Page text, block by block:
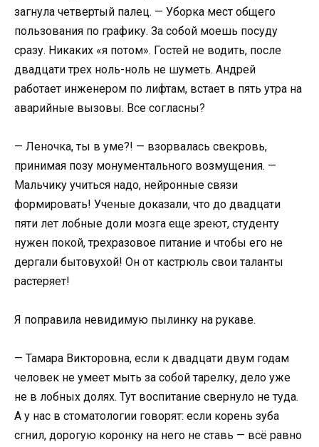
загнула четвертый палец. — Уборка мест общего
пользования по графику. За собой моешь посуду
сразу. Никаких «я потом». Гостей не водить, после
двадцати трех ноль-ноль не шуметь. Андрей
работает инженером по лифтам, встает в пять утра на
аварийные вызовы. Все согласны?
— Леночка, ты в уме?! — взорвалась свекровь,
принимая позу монументального возмущения. —
Мальчику учиться надо, нейронные связи
формировать! Ученые доказали, что до двадцати
пяти лет лобные доли мозга еще зреют, студенту
нужен покой, трехразовое питание и чтобы его не
дергали бытовухой! Он от кастрюль свои таланты
растеряет!
Я поправила невидимую пылинку на рукаве.
— Тамара Викторовна, если к двадцати двум годам
человек не умеет мыть за собой тарелку, дело уже
не в лобных долях. Тут воспитание свернуло не туда.
А у нас в стоматологии говорят: если корень зуба
сгнил, дорогую коронку на него не ставь — всё равно